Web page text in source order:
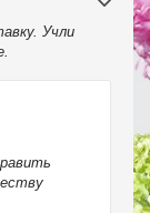
Учли